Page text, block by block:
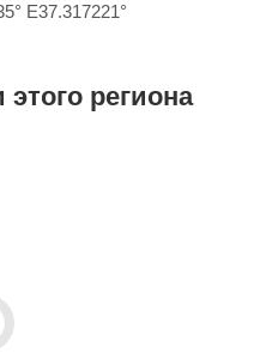
E37.317221°
региона